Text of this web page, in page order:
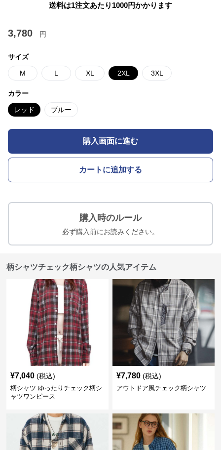
送料は1注文あたり 1000円かかります
3,780 円
サイズ
M L XL 2XL 3XL
カラー
レッド ブルー
購入画面に進む
カートに追加する
購入時のルール
必ず購入前にお読みください。
柄シャツチェック柄シャツの人気アイテム
¥7,040 (税込)
柄シャツ ゆったりチェック柄シ
ャツワンピース
¥7,780 (税込)
アウトドア風チェック柄シャツ